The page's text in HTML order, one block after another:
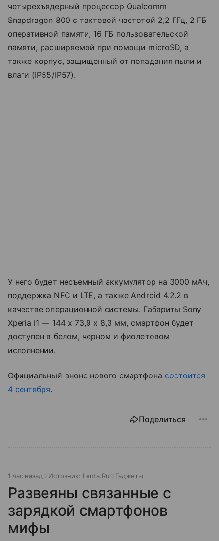
четырехъядерный процессор Qualcomm
Snapdragon 800 с тактовой частотой 2,2 ГГц, 2 ГБ
оперативной памяти, 16 ГБ пользовательской
памяти, расширяемой при помощи microSD, а
также корпус, защищенный от попадания пыли и
влаги (IP55/IP57).
У него будет несъемный аккумулятор на 3000 мАч,
поддержка NFC и LTE, а также Android 4.2.2 в
качестве операционной системы. Габариты Sony
Xperia i1 — 144 x 73,9 x 8,3 мм, смартфон будет
доступен в белом, черном и фиолетовом
исполнении.
Официальный анонс нового смартфона состоится
4 сентября.
Поделиться
1 час назад Источник: Lenta.Ru Гаджеты
Развеяны связанные с
зарядкой смартфонов
мифы